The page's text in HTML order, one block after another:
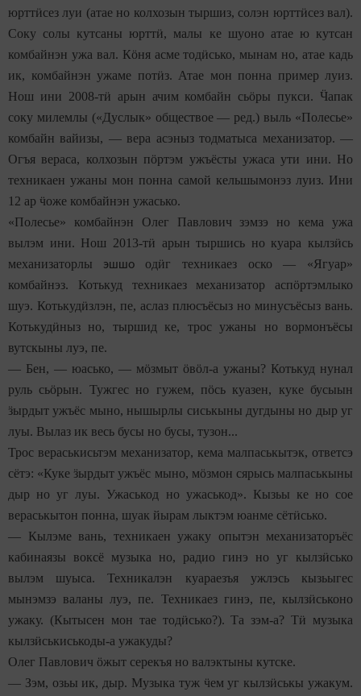
юрттӥсез луи (атае но колхозын тыршиз, солэн юрттӥсез вал).
Соку солы кутсаны юрттӥ, малы ке шуоно атае ю кутсан
комбайнэн ужа вал. Кӧня асме тодӥсько, мынам но, атае кадь
ик, комбайнэн ужаме потӥз. Атае мон понна пример луиз.
Нош ини 2008-тӥ арын ачим комбайн сьӧры пукси. Ӵапак
соку милемлы («Дуслык» обществое — ред.) выль «Полесье»
комбайн вайизы, — вера асэныз тодматыса механизатор. —
Огъя вераса, колхозын пӧртэм ужъёсты ужаса ути ини. Но
техникаен ужаны мон понна самой кельшымонэз луиз. Ини
12 ар ӵоже комбайнэн ужасько.
«Полесье» комбайнэн Олег Павлович зэмзэ но кема ужа
вылэм ини. Нош 2013-тӥ арын тыршись но куара кылзӥсь
механизаторлы
эшшоодӥг техникаез оско — «Ягуар»
комбайнэз. Котькуд техникаез механизатор аспӧртэмлыко
шуэ. Котькудӥзлэн, пе, аслаз плюсъёсыз но минусъёсыз вань.
Котькудӥныз но, тыршид ке, трос ужаны но вормонъёсы
вутскыны луэ, пе.
— Бен, — юасько, — мӧзмыт ӧвӧл-а ужаны? Котькуд нунал
руль сьӧрын. Тужгес но гужем, пӧсь куазен, куке бусыын
ӟырдыт ужъёс мыно, нышырлы сиськыны дугдыны но дыр уг
луы. Вылаз ик весь бусы но бусы, тузон...
Трос вераськисьтэм механизатор, кема малпаськытэк, ответсэ
сётэ: «Куке ӟырдыт ужъёс мыно, мӧзмон сярысь малпаськыны
дыр но уг луы. Ужаськод но ужаськод». Кызьы ке но сое
вераськытон понна, шуак йырам лыктэм юанме сётӥсько.
— Кылэме вань, техникаен ужаку опытэн механизаторъёс
кабинаязы воксё музыка но, радио гинэ но уг кылзӥсько
вылэм шуыса. Техникалэн куараезъя ужлэсь кызьыгес
мынэмзэ валаны луэ, пе. Техникаез гинэ, пе, кылзӥськоно
ужаку. (Кытысен мон тае тодӥсько?). Та зэм-а? Тӥ музыка
кылзӥськиськоды-а ужакуды?
Олег Павлович ӧжыт серекъя но валэктыны кутске.
— Зэм, озьы ик, дыр. Музыка туж ӵем уг кылзӥськы ужакум.